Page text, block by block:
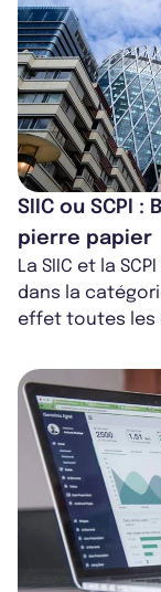
SIIC ou SCPI
pierre papier
La SIIC et la
dans la
effet toutes les